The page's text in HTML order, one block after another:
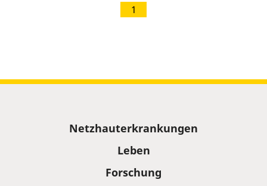
1
Netzhauterkrankungen
Leben
Forschung